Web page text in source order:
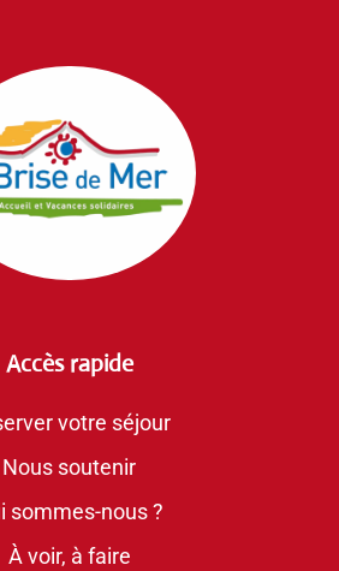
Accès rapide
votre séjour
Nous soutenir
sommes-nous ?
À voir, à faire